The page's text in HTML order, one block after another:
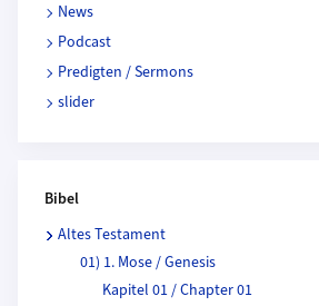
News
Podcast
Predigten / Sermons
slider
Bibel
Altes Testament
01) 1. Mose / Genesis
Kapitel 01 / Chapter 01